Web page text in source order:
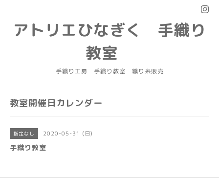
アトリエひなぎく 手織り
教室
手織り工房 手織り教室 織り糸販売
教室開催日カレンダー
指定なし 2020-05-31 (日)
手織り教室